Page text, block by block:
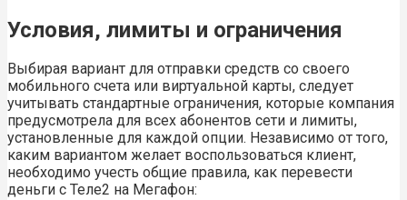
Условия, лимиты и ограничения
Выбирая вариант для отправки средств со своего
мобильного счета или виртуальной карты, следует
учитывать стандартные ограничения, которые компания
предусмотрела для всех абонентов сети и лимиты,
установленные для каждой опции. Независимо от того,
каким вариантом желает воспользоваться клиент,
необходимо учесть общие правила, как перевести
деньги с Теле2 на Мегафон: